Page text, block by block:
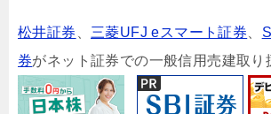
松井証券 三菱UFJ eスマート証券
券がネット証券での一般信用売建取り